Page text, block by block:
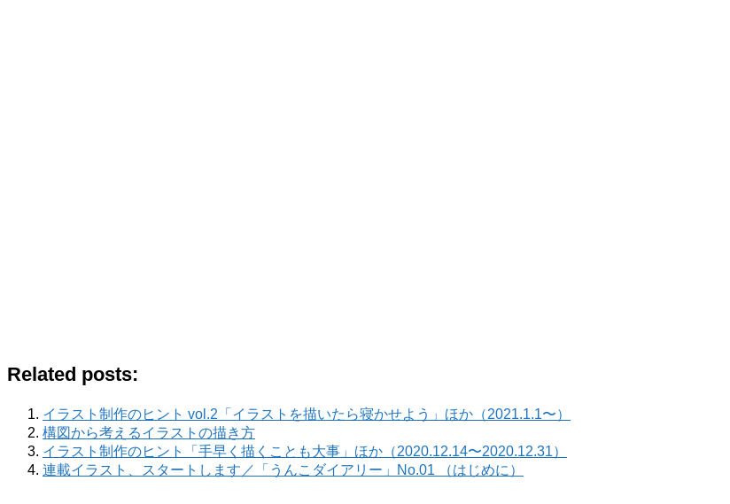
Related posts:
イラスト制作のヒント vol.2「イラストを描いたら寝かせよう」ほか（2021.1.1〜）
構図から考えるイラストの描き方
イラスト制作のヒント「手早く描くことも大事」ほか（2020.12.14〜2020.12.31）
連載イラスト、スタートします／「うんこダイアリー」No.01 （はじめに）